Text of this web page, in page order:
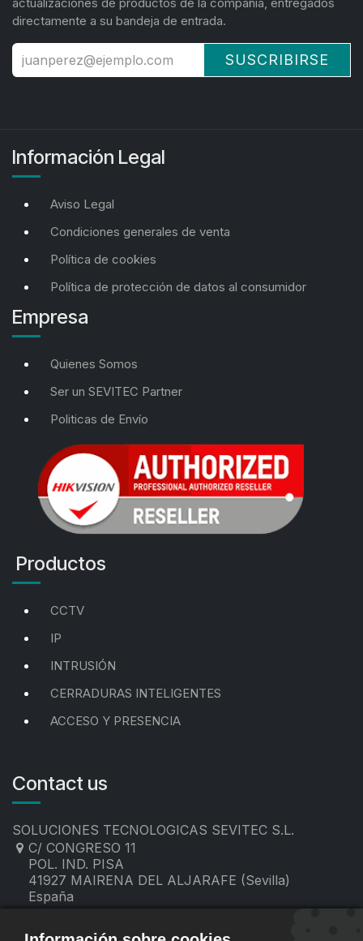
directamente a su bandeja de entrada.
SUSCRIBIRSE
Información Legal
Aviso Legal
Condiciones generales de venta
Política de cookies
Política de protección de datos al consumidor
Empresa
Quienes Somos
Ser un SEVITEC Partner
Politicas de Envío
Productos
CCTV
IP
INTRUSIÓN
CERRADURAS INTELIGENTES
ACCESO Y PRESENCIA
Contact us
SOLUCIONES TECNOLOGICAS SEVITEC S.L.
C/ CONGRESO 11
POL. IND. PISA
41927 MAIRENA DEL ALJARAFE (Sevilla)
España
contacto@sevitec.es